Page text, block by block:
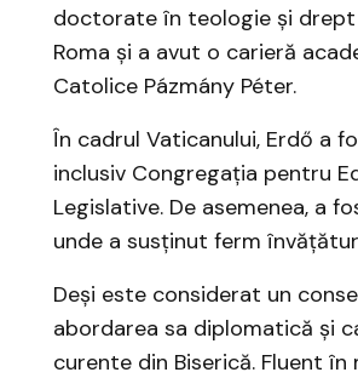
doctorate în teologie și drept
Roma și a avut o carieră
Catolice Pázmány Péter. ​
În cadrul Vaticanului, Erdő a
inclusiv Congregația pentru
Legislative. De asemenea, a
unde a susținut ferm
Deși este considerat un
abordarea sa diplomatică și
curente din Biserică. Fluent